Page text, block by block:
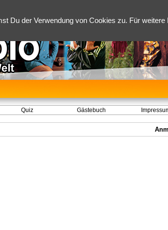
Du der Verwendung von Cookies zu. Für weitere
Quiz Gästebuch